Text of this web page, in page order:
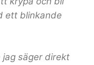
ett blinkande
jag säger direkt